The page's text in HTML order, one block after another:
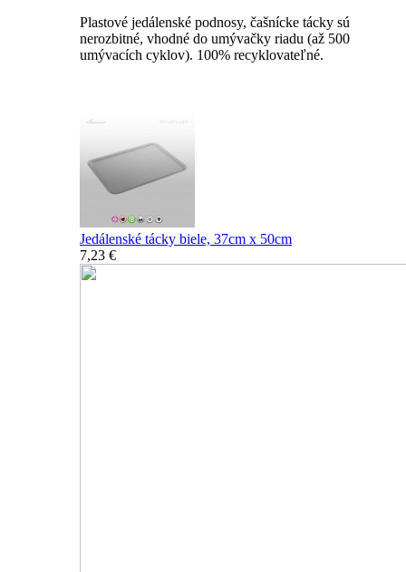
Plastové jedálenské podnosy, čašnícke tácky sú
nerozbitné, vhodné do umývačky riadu (až 500
umývacích cyklov). 100% recyklovateľné.
Jedálenské tácky biele, 37cm x 50cm
7,23 €